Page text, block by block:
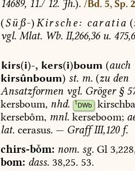
14689,11./ 12.Jh.). /Bd. 5, Sp.
(Süß-)Kirsche: caratia (
vgl.Mlat. Wb.II,266,36u.
kirs(i)-, kers(i)boum (auch
kirsûnboum) st.m. (zuden
Ansatzformenvgl.Gröger§
kersboum, nhd. 1DWb
kersebôm, mnl. kerseboom;
lat.cerasus. — GraffIII,120f.
chirs-bm: nom.sg.Gl
bom: dass. 38,25. 53.